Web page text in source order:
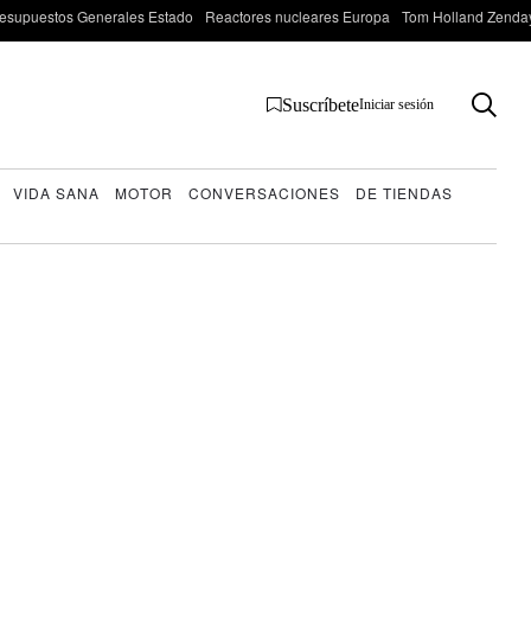
Generales Estado Reactores nucleares Europa Tom Holland
SuscríbeteIniciar sesión
VIDA SANA MOTOR CONVERSACIONES DE TIENDAS